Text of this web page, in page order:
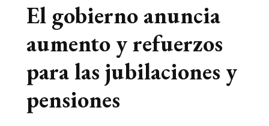
El gobierno anuncia
aumento y refuerzos
para las jubilaciones y
pensiones